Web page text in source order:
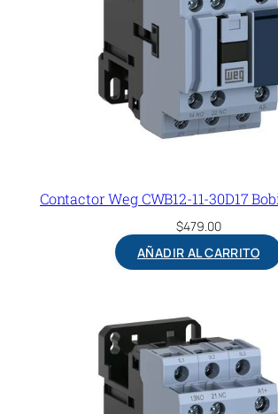
Contactor Weg CWB12-11-30D17
$479.00
AÑADIR AL CARRITO